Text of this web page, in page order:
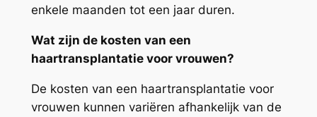
enkele maanden tot een jaar duren.
Wat zijn de kosten van een
haartransplantatie voor vrouwen?
De kosten van een haartransplantatie voor
vrouwen kunnen variëren afhankelijk van de